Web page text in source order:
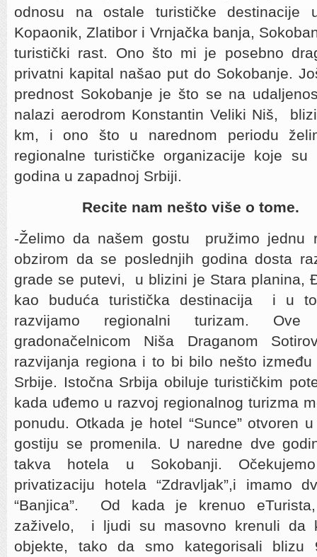
odnosu na ostale turističke
Kopaonik, Zlatibor i Vrnjačka banja,
turistički rast. Ono što mi je posebno
privatni kapital našao put do Sokobanje.
prednost Sokobanje je što se na
nalazi aerodrom Konstantin Veliki Niš,
km, i ono što u narednom periodu
regionalne turističke organizacije koje
godina u zapadnoj Srbiji.
Recite nam nešto više o tome.
-Želimo da našem gostu pružimo jednu
obzirom da se poslednjih godina dosta
grade se putevi, u blizini je Stara planina,
kao buduća turistička destinacija i u
razvijamo regionalni turizam.
gradonačelnicom Niša Draganom
razvijanja regiona i to bi bilo nešto
Srbije. Istočna Srbija obiluje turističkim
kada uđemo u razvoj regionalnog turizma
ponudu. Otkada je hotel “Sunce” otvoren
gostiju se promenila. U naredne dve
takva hotela u Sokobanji.
privatizaciju hotela “Zdravljak”,i imamo
“Banjica”. Od kada je krenuo
zaživelo, i ljudi su masovno krenuli da
objekte, tako da smo kategorisali blizu